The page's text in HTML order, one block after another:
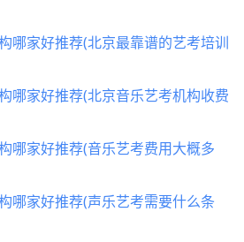
哪家好推荐(北京最靠谱的艺考培训
哪家好推荐(北京音乐艺考机构收费
哪家好推荐(音乐艺考费用大概多
哪家好推荐(声乐艺考需要什么条